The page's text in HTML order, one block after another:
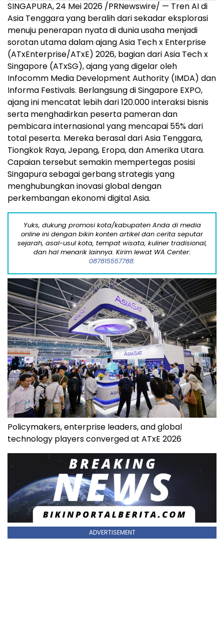
SINGAPURA, 24 Mei 2026 /PRNewswire/ — Tren AI di
Asia Tenggara yang beralih dari sekadar eksplorasi
menuju penerapan nyata di dunia usaha menjadi
sorotan utama dalam ajang Asia Tech x Enterprise
(ATxEnterprise/ATxE) 2026, bagian dari Asia Tech x
Singapore (ATxSG), ajang yang digelar oleh
Infocomm Media Development Authority (IMDA) dan
Informa Festivals. Berlangsung di Singapore EXPO,
ajang ini mencatat lebih dari 120.000 interaksi bisnis
serta menghadirkan peserta pameran dan
pembicara internasional yang mencapai 55% dari
total peserta. Mereka berasal dari Asia Tenggara,
Tiongkok Raya, Jepang, Eropa, dan Amerika Utara.
Capaian tersebut semakin mempertegas posisi
Singapura sebagai gerbang strategis yang
menghubungkan inovasi global dengan
perkembangan ekonomi digital Asia.
Yuks, dukung promosi kota/kabupaten Anda di media
online ini dengan bikin konten artikel dan cerita seputar
sejarah, asal-usul kota, tempat wisata, kuliner tradisional,
dan hal menarik lainnya. Kirim lewat WA Center:
087815557788.
Policymakers, enterprise leaders, and global
technology players converged at ATxE 2026
ADVERTISEMENT